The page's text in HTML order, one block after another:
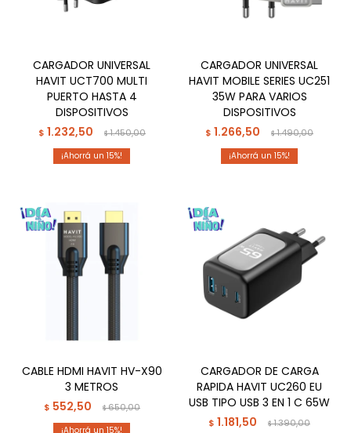
CARGADOR UNIVERSAL
HAVIT UCT700 MULTI
PUERTO HASTA 4
DISPOSITIVOS
$ 1.232,50 $1.450,00
15
CARGADOR UNIVERSAL
HAVIT MOBILE SERIES UC251
35W PARA VARIOS
DISPOSITIVOS
$ 1.266,50 $1.490,00
15
CABLE HDMI HAVIT HV-X90
3 METROS
$ 552,50 $650,00
15
CARGADOR DE CARGA
RAPIDA HAVIT UC260 EU
USB TIPO USB 3 EN 1 C 65W
$ 1.181,50 $1.390,00